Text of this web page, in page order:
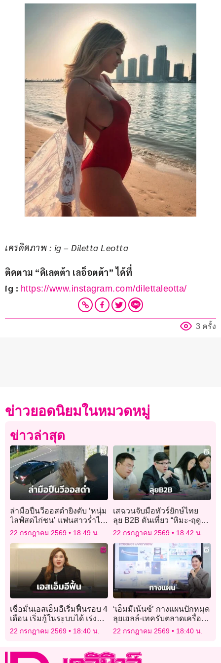
เครดิตภาพ : ig – Diletta Leotta
ติดตาม “ดิเลตต้า เลอ็อตต้า” ได้ที่
ig : https://www.instagram.com/dilettaleotta/
3 ครั้ง
ข่าวยอดนิยมในหมวดหมู่
ข่าวล่าสุด
ล่ามือปืนวีออสดำยิงดับ ‘หนุ่ม
ไลฟ์สดไก่ชน’ แฟนสาวร่ำไห้
ใจจะขาด เผยวางแผน
แต่งงานปีหน้า!
22 กรกฎาคม 2569 18:49 น.
เสฉวนจับมือทัวร์ยักษ์ไทย
ลุย B2B ดันเที่ยว “หิมะ-ฤดู
หนาว”
22 กรกฎาคม 2569 18:42 น.
เชื่อมั่นเอสเอ็มอีเริ่มฟื้นรอบ 4
เดือน เริ่มกู้ในระบบได้ เร่ง
ปรับนิยามเอสเอ็มอีใหม่
22 กรกฎาคม 2569 18:40 น.
‘เอ็มมีเน้นซ์’ กางแผนปักหมุด
ลุยเฮลล์-เทครับตลาดเครื่อง
มือแพทย์สดใส
22 กรกฎาคม 2569 18:40 น.